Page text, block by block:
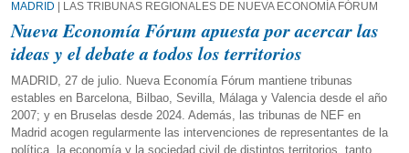
MADRID | LAS TRIBUNAS REGIONALES DE NUEVA ECONOMÍA FÓRUM
Nueva Economía Fórum apuesta por acercar las
ideas y el debate a todos los territorios
MADRID, 27 de julio. Nueva Economía Fórum mantiene tribunas
estables en Barcelona, Bilbao, Sevilla, Málaga y Valencia desde el año
2007; y en Bruselas desde 2024. Además, las tribunas de NEF en
Madrid acogen regularmente las intervenciones de representantes de la
política, la economía y la sociedad civil de distintos territorios, tanto